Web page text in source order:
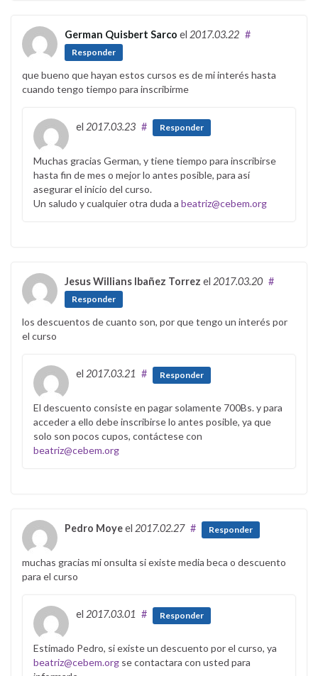
German Quisbert Sarco el 2017.03.22 #
Responder
que bueno que hayan estos cursos es de mi interés hasta
cuando tengo tiempo para inscribirme
el 2017.03.23 # Responder
Muchas gracias German, y tiene tiempo para inscribirse
hasta fin de mes o mejor lo antes posible, para así
asegurar el inicio del curso.
Un saludo y cualquier otra duda a beatriz@cebem.org
Jesus Willians Ibañez Torrez el 2017.03.20 #
Responder
los descuentos de cuanto son, por que tengo un interés por
el curso
el 2017.03.21 # Responder
El descuento consiste en pagar solamente 700Bs. y para
acceder a ello debe inscribirse lo antes posible, ya que
solo son pocos cupos, contáctese con
beatriz@cebem.org
Pedro Moyeel 2017.02.27 # Responder
muchas gracias mi onsulta si existe media beca o descuento
para el curso
el 2017.03.01 # Responder
Estimado Pedro, si existe un descuento por el curso, ya
beatriz@cebem.org se contactara con usted para